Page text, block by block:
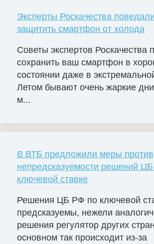
Эксперты Роскачества
защитить смартфон от холода
Советы экспертов Роскачества
сохранить ваш смартфон в
состоянии даже в
Летом бывают очень жаркие
м...
В ВТБ предложили меры против
непредсказуемости решений
ключевой ставке
Решения ЦБ РФ по ключевой
предсказуемы, нежели
решения регулятор других
основном так происходит из-за